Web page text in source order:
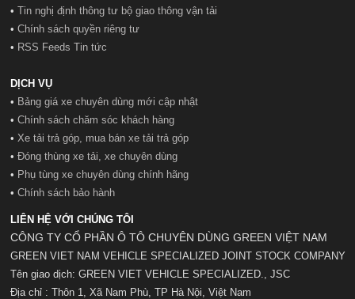
•Tin nghị định thông tư bộ giao thông vận tải
•Chính sách quyền riêng tư
• RSS Feeds Tin tức
DỊCH VỤ
• Bảng giá xe chuyên dùng mới cập nhật
•Chính sách chăm sóc khách hàng
•Xe tải trả góp, mua bán xe tải trả góp
•Đóng thùng xe tải, xe chuyên dùng
• Phụ tùng xe chuyên dùng chính hãng
•Chính sách bảo hành
LIÊN HỆ VỚI CHÚNG TÔI
CÔNG TY CỔ PHẦN Ô TÔ CHUYÊN DÙNG GREEN VIỆT NAM
GREEN VIET NAM VEHICLE SPECIALIZED JOINT STOCK COMPANY
Tên giao dịch: GREEN VIET VEHICLE SPECIALIZED., JSC
Địa chỉ : Thôn 1, Xã Nam Phù, TP Hà Nội, Việt Nam